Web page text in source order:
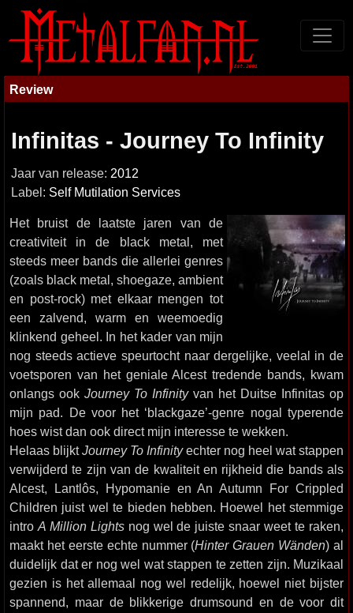
Review
Infinitas - Journey To Infinity
Jaar van release: 2012
Label: Self Mutilation Services
Het bruist de laatste jaren van de
creativiteit in de black metal, met
steeds meer bands die allerlei genres
(zoals black metal, shoegaze, ambient
en post-rock) met elkaar mengen tot
een zalvend, warm en weemoedig
klinkend geheel. In het kader van mijn
nog steeds actieve speurtocht naar dergelijke, veelal in de
voetsporen van het geniale Alcest tredende bands, kwam
onlangs ook Journey To Infinityvan het Duitse Infinitas op
mijn pad. De voor het ‘blackgaze’-genre nogal typerende
hoes wist dan ook direct mijn interesse te wekken.
Helaas blijktJourney To Infinityechter nog heel wat stappen
verwijderd te zijn van de kwaliteit en rijkheid die bands als
Alcest, Lantlôs, Hypomanie en An Autumn For Crippled
Children juist wel te bieden hebben. Hoewel het stemmige
intro A Million Lightsnog wel de juiste snaar weet te raken,
maakt het eerste echte nummer (Hinter Grauen Wänden) al
duidelijk dat er nog wel wat stappen te zetten zijn. Muzikaal
gezien is het allemaal nog wel redelijk, hoewel niet bijster
spannend, maar de blikkerige drumsound en de voor dit